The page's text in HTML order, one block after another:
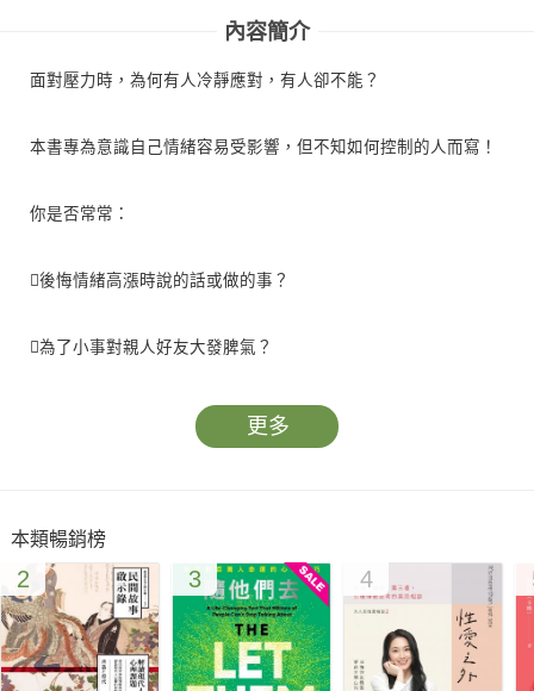
內容簡介
面對壓力時，為何有人冷靜應對，有人卻不能？
本書專為意識自己情緒容易受影響，但不知如何控制的人而寫！
你是否常常：
後悔情緒高漲時說的話或做的事？
為了小事對親人好友大發脾氣？
因為自己的言行經常向別人道歉？
總是預設事情都有最壞的結果？
覺得情緒超出負荷時會退縮躲避？
遭人批評或拒絕的時候，你會強烈反擊，還是完全退縮？
更多
本類暢銷榜
2 3 4